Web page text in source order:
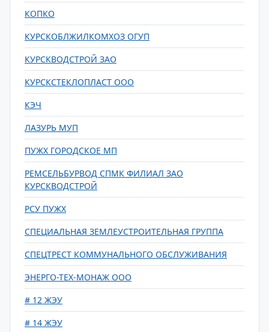
КОПКО
КУРСКОБЛЖИЛКОМХОЗ ОГУП
КУРСКВОДСТРОЙ ЗАО
КУРСКСТЕКЛОПЛАСТ ООО
КЭЧ
ЛАЗУРЬ МУП
ПУЖХ ГОРОДСКОЕ МП
РЕМСЕЛЬБУРВОД СПМК ФИЛИАЛ ЗАО
КУРСКВОДСТРОЙ
РСУ ПУЖХ
СПЕЦИАЛЬНАЯ ЗЕМЛЕУСТРОИТЕЛЬНАЯ ГРУППА
СПЕЦТРЕСТ КОММУНАЛЬНОГО ОБСЛУЖИВАНИЯ
ЭНЕРГО-ТЕХ-МОНАЖ ООО
# 12 ЖЭУ
# 14 ЖЭУ